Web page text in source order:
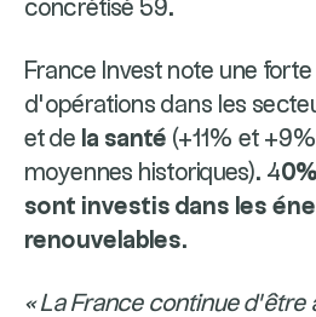
concrétisé 59.
France Invest note une
d’opérations dans les
et de la santé (+11% et
moyennes historiques). 4
sont investis dans les
renouvelables.
« La France continue